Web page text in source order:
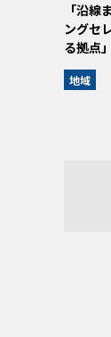
「沿線
ングセ
る拠点
地域